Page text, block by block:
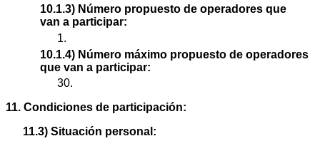
10.1.3) Número propuesto de operadores que
van a participar:
1.
10.1.4) Número máximo propuesto de operadores
que van a participar:
30.
11. Condiciones de participación:
11.3) Situación personal: